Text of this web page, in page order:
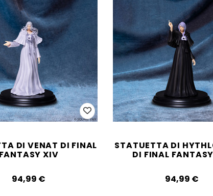
DI VENAT DI FINAL
FANTASY XIV
94,99‎ ‎€
STATUETTA DI
DI FINAL
94,99‎ ‎€